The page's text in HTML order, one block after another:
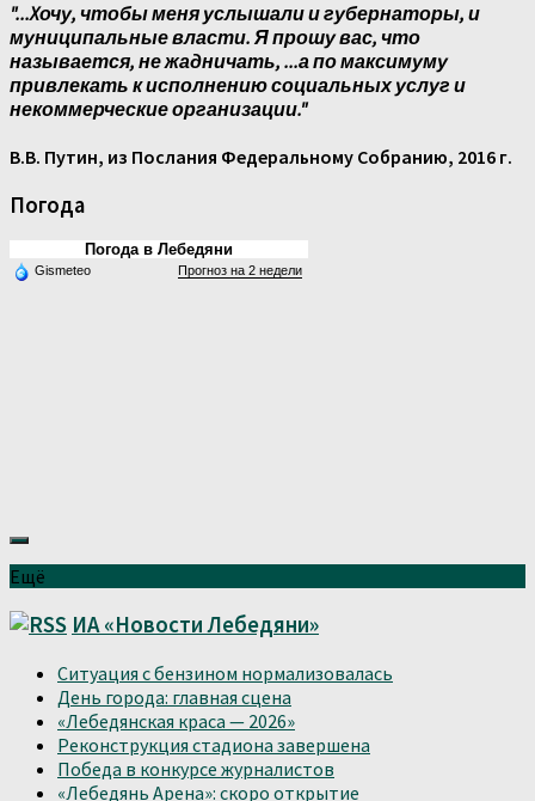
"...Xочу, чтобы меня услышали и губернаторы, и
муниципальные власти. Я прошу вас, что
называется, не жадничать, ...а по максимуму
привлекать к исполнению социальных услуг и
некоммерческие организации."
В.В. Путин, из Послания Федеральному Собранию, 2016 г.
Погода
Погода в Лебедяни
Gismeteo Прогноз на 2 недели
Ещё
ИА «Новости Лебедяни»
Ситуация с бензином нормализовалась
День города: главная сцена
«Лебедянская краса — 2026»
Реконструкция стадиона завершена
Победа в конкурсе журналистов
«Лебедянь Арена»: скоро открытие